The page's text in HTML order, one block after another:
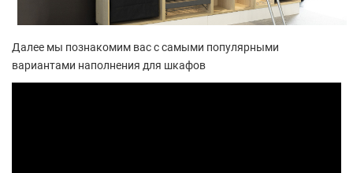
Далее мы познакомим вас с самыми популярными
вариантами наполнения для шкафов